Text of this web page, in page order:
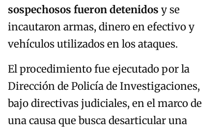
sospechosos fueron detenidos y se
incautaron armas, dinero en efectivo y
vehículos utilizados en los ataques.
El procedimiento fue ejecutado por la
Dirección de Policía de Investigaciones,
bajo directivas judiciales, en el marco de
una causa que busca desarticular una